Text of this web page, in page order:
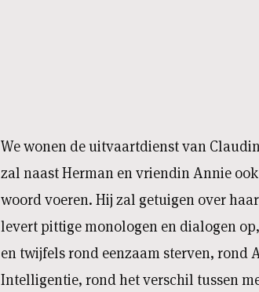
We wonen de uitvaartdienst van
zal naast Herman en vriendin Annie
woord voeren. Hij zal getuigen over
levert pittige monologen en dialogen
en twijfels rond eenzaam sterven, rond
Intelligentie, rond het verschil tussen